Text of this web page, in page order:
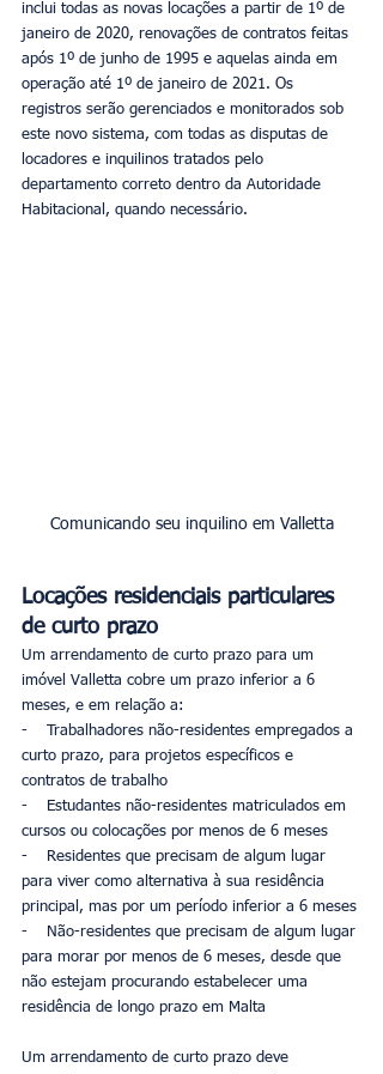
inclui todas as novas locações a partir de 1º de
janeiro de 2020, renovações de contratos feitas
após 1º de junho de 1995 e aquelas ainda em
operação até 1º de janeiro de 2021. Os
registros serão gerenciados e monitorados sob
este novo sistema, com todas as disputas de
locadores e inquilinos tratados pelo
departamento correto dentro da Autoridade
Habitacional, quando necessário.
Comunicando seu inquilino em Valletta
Locações residenciais particulares
de curto prazo
Um arrendamento de curto prazo para um
imóvel Valletta cobre um prazo inferior a 6
meses, e em relação a:
-    Trabalhadores não-residentes empregados a
curto prazo, para projetos específicos e
contratos de trabalho
-    Estudantes não-residentes matriculados em
cursos ou colocações por menos de 6 meses
-    Residentes que precisam de algum lugar
para viver como alternativa à sua residência
principal, mas por um período inferior a 6 meses
-    Não-residentes que precisam de algum lugar
para morar por menos de 6 meses, desde que
não estejam procurando estabelecer uma
residência de longo prazo em Malta
Um arrendamento de curto prazo deve